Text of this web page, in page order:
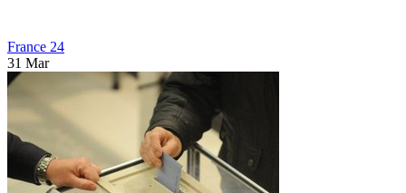
France 24
31 Mar